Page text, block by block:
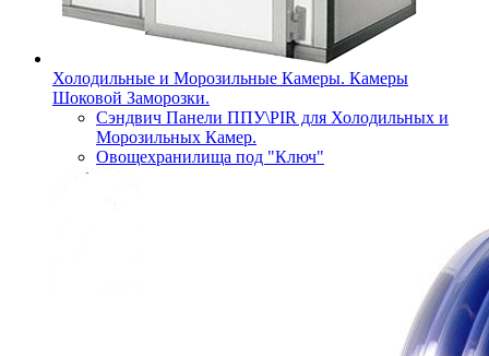
Холодильные и Морозильные Камеры. Камеры
Шоковой Заморозки.
Сэндвич Панели ППУ\PIR для Холодильных и
Морозильных Камер.
Овощехранилища под "Ключ"